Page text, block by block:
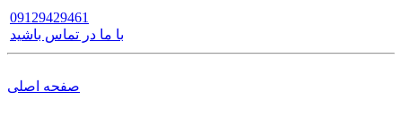
09129429461
با ما در تماس باشید
صفحه اصلی